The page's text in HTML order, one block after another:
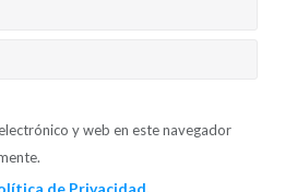
y web en este navegador
de Privacidad.